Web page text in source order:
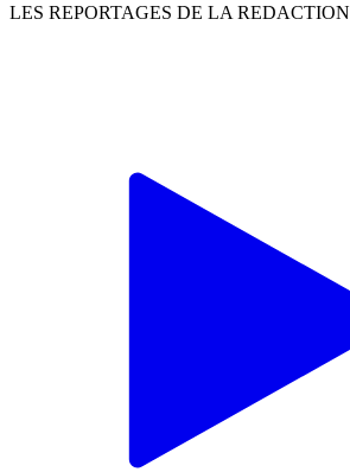
LES REPORTAGES DE LA REDACTION